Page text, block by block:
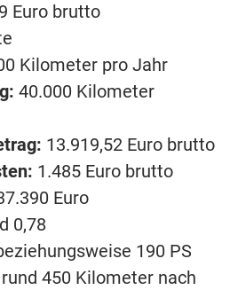
Euro brutto
Kilometer pro Jahr
40.000 Kilometer
13.919,52 Euro brutto
1.485 Euro brutto
Euro
0,78
190 PS
450 Kilometer nach